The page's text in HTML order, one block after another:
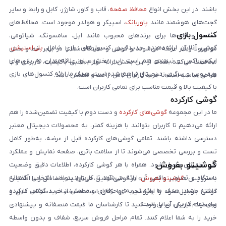
باشند. در این بخش انواع محافظ صفحه، قاب و کاور، شارژر، کابل و رابط و سایر
گجت‌های هوشمند مانند پاوربانک، اسپیکر و هولدر موجود است. محافظ‌های
صفحه و قاب‌ها برای برندهای محبوب مانند اپل، سامسونگ، شیائومی،
موتورولا و آنر عرضه می‌شوند و گوشی و دستگاه شما را در برابر خط و خش
محافظت می‌کنند. هدف از این بخش ارائه لوازم جانبی باکیفیت، کاربردی و با
طراحی مناسب است تا خرید کاربران کامل، راحت و مطمئن باشد.
کنسول بازی
گوشی آنلاین ارائه‌دهنده جدیدترین کنسول‌های بازی شامل پلی‌استیشن،
ایکس‌باکس و نینتندو هم است. این بخش برای علاقه‌مندان به بازی‌های
ویدیویی و سرگرمی دیجیتال فراهم شده است. هدف ما ارائه کنسول‌های بازی
با کیفیت بالا و قیمت مناسب برای تمامی کاربران است.
گوشی کارکرده
ما در این مجموعه گوشی‌های کارکرده و دست دوم با کیفیت تضمین‌شده را هم
ارائه می‌دهیم تا کاربران بتوانند با هزینه کمتر، به محصولات دیجیتال معتبر
دسترسی داشته باشند. تمامی گوشی‌های کارکرده قبل از عرضه، به‌طور کامل
تست و بررسی تخصصی می‌شوند تا از سلامت باتری، صفحه نمایش و عملکرد
فنی اطمینان حاصل شود. همراه با هر گوشی کارکرده، اطلاعات دقیق وضعیت
دستگاه و تصاویر واقعی آن ارائه می‌شود تا کاربران بتوانند انتخابی آگاهانه
داشته باشند. هدف ما ارائه تجربه‌ای حرفه‌ای و مطمئن از خرید گوشی کارکرده
برای تمام کاربران ایرانی است.
گوشیتو بفروش
با سرویس «گوشیتو بفروش» در گوشی آنلاین، می‌توانید به‌سادگی و با اطمینان
گوشی موبایل خود را بفروشید. تنها کافی است مشخصات دستگاه، مدل و
وضعیت فیزیکی آن را وارد کنید تا کارشناسان ما قیمت منصفانه و پیشنهادی
خرید را به شما اعلام کنند. تمام مراحل فروش سریع، شفاف و بدون واسطه